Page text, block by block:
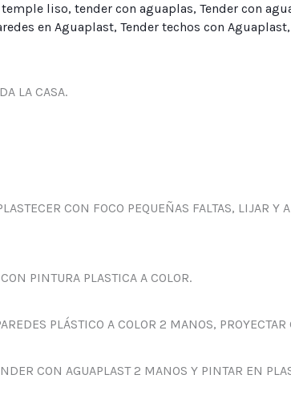
temple liso, tender con aguaplas, Tender con
en Aguaplast, Tender techos con Aguaplast,
LA CASA.
CON FOCO PEQUEÑAS FALTAS, LIJAR Y
PINTURA PLASTICA A COLOR.
PLÁSTICO A COLOR 2 MANOS, PROYECTAR
CON AGUAPLAST 2 MANOS Y PINTAR EN